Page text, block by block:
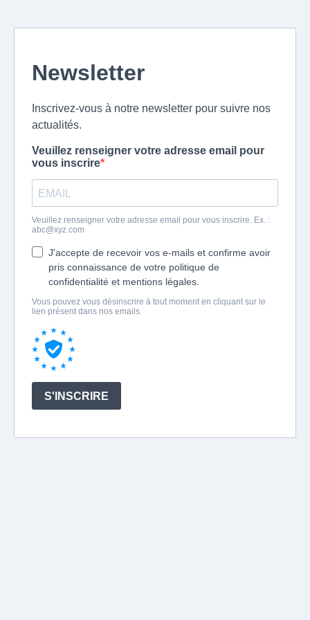
Newsletter
Inscrivez-vous à notre newsletter pour suivre nos
actualités.
Veuillez renseigner votre adresse email pour
vous inscrire
Veuillez renseigner votre adresse email pour vous inscrire. Ex. :
abc@xyz.com
J'accepte de recevoir vos e-mails et confirme avoir
pris connaissance de votre politique de
confidentialité et mentions légales.
Vous pouvez vous désinscrire à tout moment en cliquant sur le
lien présent dans nos emails.
S'INSCRIRE